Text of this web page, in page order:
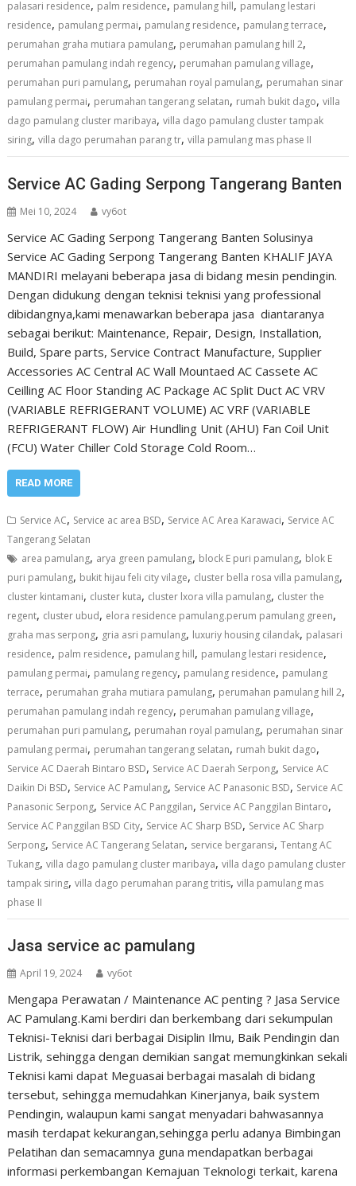
palasari residence, palm residence, pamulang hill, pamulang lestari
residence, pamulang permai, pamulang residence, pamulang terrace,
perumahan graha mutiara pamulang, perumahan pamulang hill 2,
perumahan pamulang indah regency, perumahan pamulang village,
perumahan puri pamulang, perumahan royal pamulang, perumahan sinar
pamulang permai, perumahan tangerang selatan, rumah bukit dago,villa
dago pamulang cluster maribaya,villa dago pamulang cluster tampak
siring,villa dago perumahan parang tr,villa pamulang mas phase II
Service AC Gading Serpong Tangerang Banten
Mei 10, 2024 vy6ot
Service AC Gading Serpong Tangerang Banten Solusinya
Service AC Gading Serpong Tangerang Banten KHALIF JAYA
MANDIRI melayani beberapa jasa di bidang mesin pendingin.
Dengan didukung dengan teknisi teknisi yang professional
dibidangnya,kami menawarkan beberapa jasa diantaranya
sebagai berikut: Maintenance, Repair, Design, Installation,
Build, Spare parts, Service Contract Manufacture, Supplier
Accessories AC Central AC Wall Mountaed AC Cassete AC
Ceilling AC Floor Standing AC Package AC Split Duct AC VRV
(VARIABLE REFRIGERANT VOLUME) AC VRF (VARIABLE
REFRIGERANT FLOW) Air Hundling Unit (AHU) Fan Coil Unit
(FCU) Water Chiller Cold Storage Cold Room…
READ MORE
Service AC, Service ac area BSD, Service AC Area Karawaci, Service AC
Tangerang Selatan
area pamulang, arya green pamulang, block E puri pamulang, blok E
puri pamulang, bukit hijau feli city vilage, cluster bella rosa villa pamulang,
cluster kintamani, cluster kuta, cluster lxora villa pamulang, cluster the
regent, cluster ubud, elora residence pamulang.perum pamulang green,
graha mas serpong, gria asri pamulang, luxuriy housing cilandak, palasari
residence, palm residence, pamulang hill, pamulang lestari residence,
pamulang permai, pamulang regency, pamulang residence, pamulang
terrace, perumahan graha mutiara pamulang, perumahan pamulang hill 2,
perumahan pamulang indah regency, perumahan pamulang village,
perumahan puri pamulang, perumahan royal pamulang, perumahan sinar
pamulang permai, perumahan tangerang selatan, rumah bukit dago,
Service AC Daerah Bintaro BSD, Service AC Daerah Serpong, Service AC
Daikin Di BSD, Service AC Pamulang, Service AC Panasonic BSD, Service AC
Panasonic Serpong, Service AC Panggilan, Service AC Panggilan Bintaro,
Service AC Panggilan BSD City, Service AC Sharp BSD, Service AC Sharp
Serpong, Service AC Tangerang Selatan, service bergaransi,Tentang AC
Tukang,villa dago pamulang cluster maribaya,villa dago pamulang cluster
tampak siring,villa dago perumahan parang tritis,villa pamulang mas
phase II
Jasa service ac pamulang
April 19, 2024 vy6ot
Mengapa Perawatan / Maintenance AC penting ? Jasa Service
AC Pamulang.Kami berdiri dan berkembang dari sekumpulan
Teknisi-Teknisi dari berbagai Disiplin Ilmu, Baik Pendingin dan
Listrik, sehingga dengan demikian sangat memungkinkan sekali
Teknisi kami dapat Meguasai berbagai masalah di bidang
tersebut, sehingga memudahkan Kinerjanya, baik system
Pendingin, walaupun kami sangat menyadari bahwasannya
masih terdapat kekurangan,sehingga perlu adanya Bimbingan
Pelatihan dan semacamnya guna mendapatkan berbagai
informasi perkembangan Kemajuan Teknologi terkait, karena